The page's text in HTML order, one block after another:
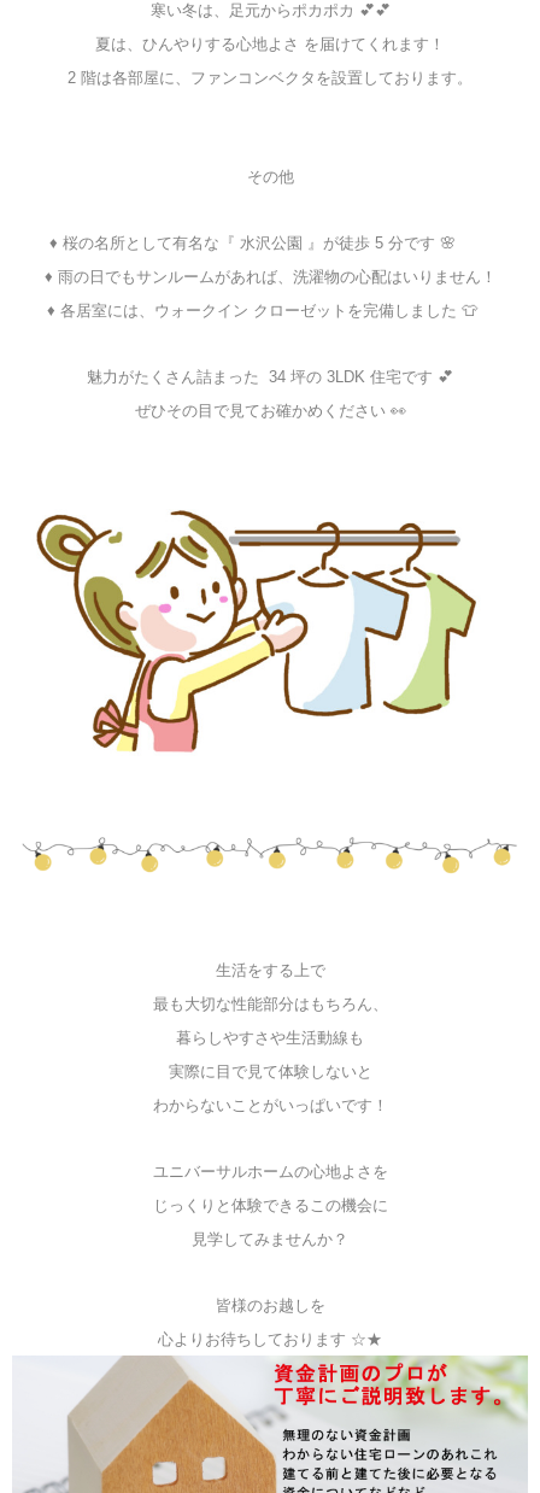
寒い冬は、足元からポカポカ 💕💕
夏は、ひんやりする心地よさ を届けてくれます！
2 階は各部屋に、ファンコンベクタを設置しております。
その他
♦ 桜の名所として有名な『 水沢公園 』が徒歩 5 分です 🌸
♦ 雨の日でもサンルームがあれば、洗濯物の心配はいりません！
♦ 各居室には、ウォークイン クローゼットを完備しました 👕☆
魅力がたくさん詰まった 34 坪の 3LDK 住宅です 💕
ぜひその目で見てお確かめください 👀
生活をする上で
最も大切な性能部分はもちろん、
暮らしやすさや生活動線も
実際に目で見て体験しないと
わからないことがいっぱいです！
ユニバーサルホームの心地よさを
じっくりと体験できるこの機会に
見学してみませんか？
皆様のお越しを
心よりお待ちしております ☆★